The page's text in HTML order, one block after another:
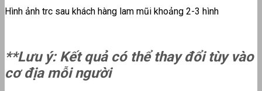
Hình ảnh trc sau khách hàng lam mũi khoảng 2-3 hình
**Lưu ý: Kết quả có thể thay đổi tùy vào
cơ địa mỗi người